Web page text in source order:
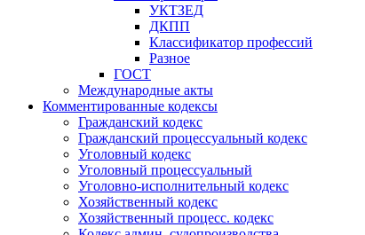
УКТЗЕД
ДКПП
Классификатор профессий
Разное
ГОСТ
Международные акты
Комментированные кодексы
Гражданский кодекс
Гражданский процессуальный кодекс
Уголовный кодекс
Уголовный процессуальный
Уголовно-исполнительный кодекс
Хозяйственный кодекс
Хозяйственный процесс. кодекс